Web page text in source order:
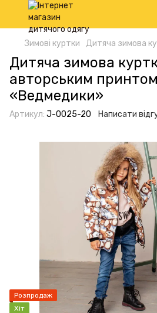
Зимові куртки Дитяча зимова
Дитяча зимова
авторським принтом
«Ведмедики»
Артикул: J-0025-20 Написати
Розпродаж
Хіт